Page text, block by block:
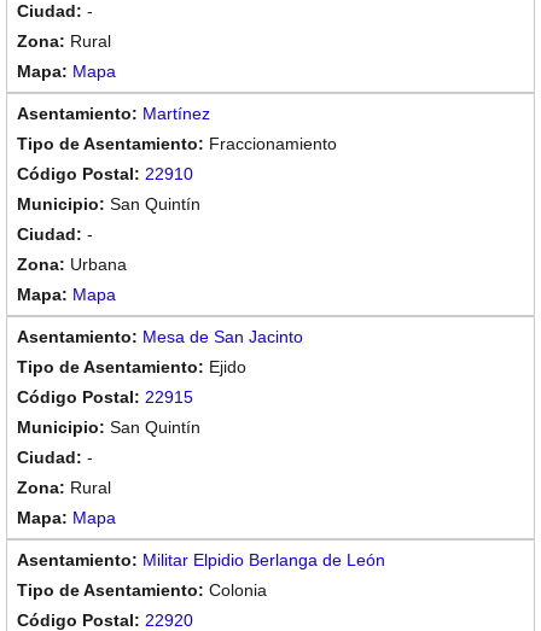
-
Rural
Mapa
Martínez
Fraccionamiento
22910
San Quintín
-
Urbana
Mapa
Mesa de San Jacinto
Ejido
22915
San Quintín
-
Rural
Mapa
Militar Elpidio Berlanga de León
Colonia
22920